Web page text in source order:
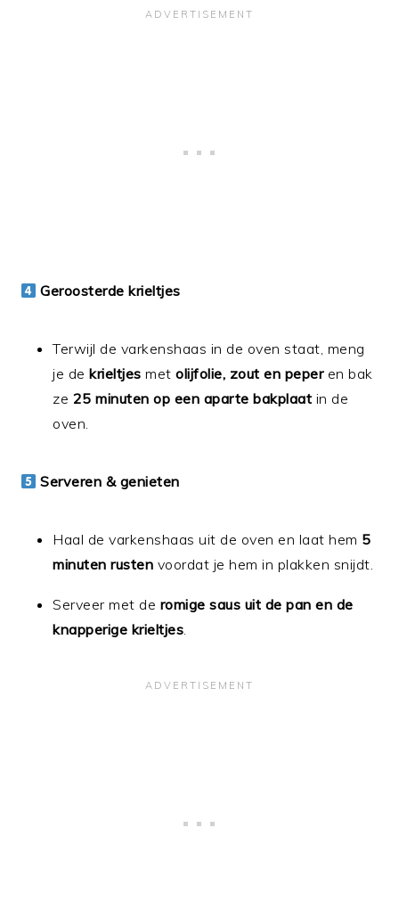
Geroosterde krieltjes
Terwijl de varkenshaas in de oven staat, meng
je dekrieltjes metolijfolie, zout en peperen bak
ze 25 minuten op een aparte bakplaat in de
oven.
Serveren & genieten
Haal de varkenshaas uit de oven en laat hem 5
minuten rusten voordat je hem in plakken snijdt.
Serveer met de romige saus uit de pan en de
knapperige krieltjes.